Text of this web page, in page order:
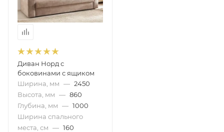
Диван Норд с
боковинами с ящиком
Ширина, мм — 2450
Высота, мм — 860
Глубина, мм — 1000
Ширина спального
места, см — 160